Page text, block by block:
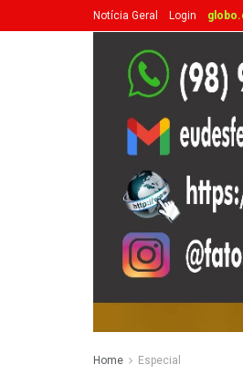
Notícia Geral Login
Home Especial